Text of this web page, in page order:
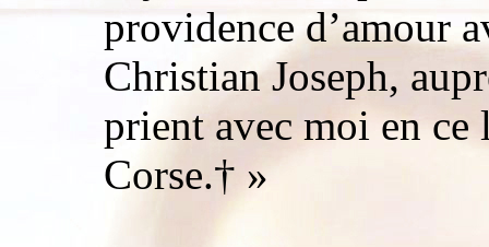
providence d’amour
Christian Joseph,
prient avec moi en ce
Corse.† »